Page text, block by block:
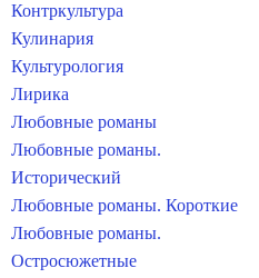
Контркультура
Кулинария
Культурология
Лирика
Любовные романы
Любовные романы.
Исторический
Любовные романы. Короткие
Любовные романы.
Остросюжетные